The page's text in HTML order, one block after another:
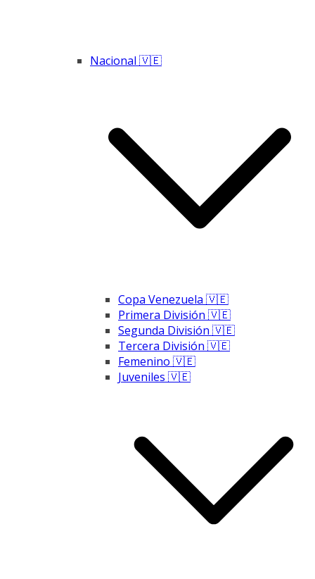
Nacional 🇻🇪
Copa Venezuela 🇻🇪
Primera División 🇻🇪
Segunda División 🇻🇪
Tercera División 🇻🇪
Femenino 🇻🇪
Juveniles 🇻🇪